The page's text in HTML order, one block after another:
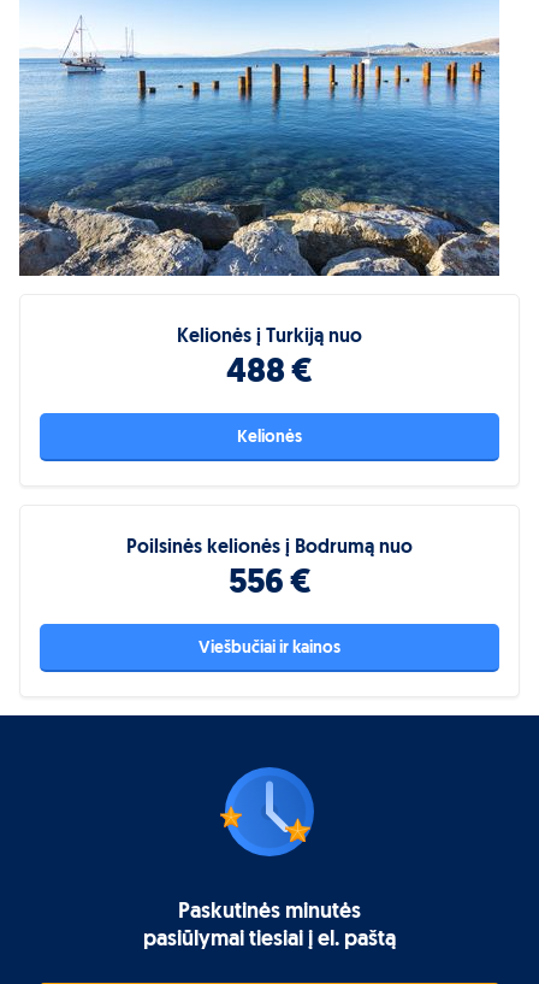
Kelionės į Turkiją nuo
488 €
Kelionės
Poilsinės kelionės į Bodrumą nuo
556 €
Viešbučiai ir kainos
Paskutinės minutės
pasiūlymai tiesiai į el. paštą